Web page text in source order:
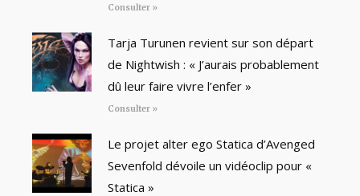
Consulter »
Tarja Turunen revient sur son départ
de Nightwish : « J’aurais probablement
dû leur faire vivre l’enfer »
Consulter »
Le projet alter ego Statica d’Avenged
Sevenfold dévoile un vidéoclip pour «
Statica »